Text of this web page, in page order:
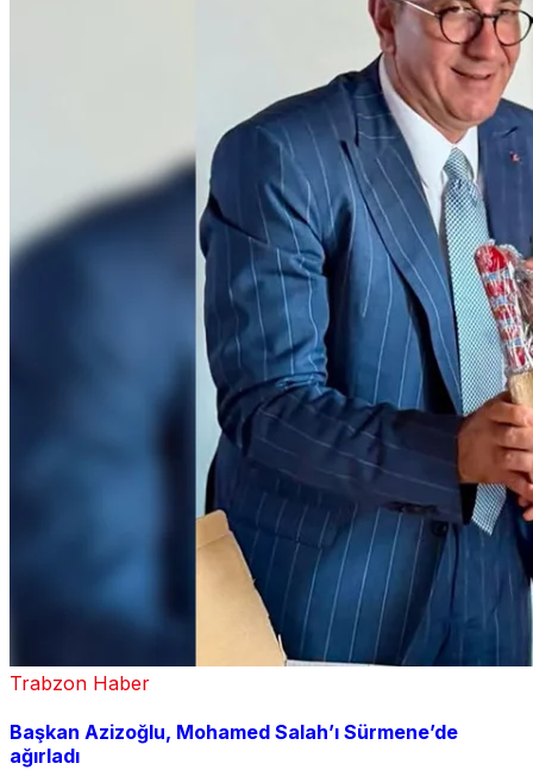
Trabzon Haber
Başkan Azizoğlu, Mohamed Salah’ı Sürmene’de
ağırladı